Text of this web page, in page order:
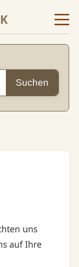
Suchen
uns
auf Ihre